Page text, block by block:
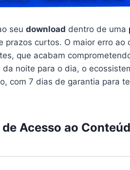
seu download dentro de uma
prazos curtos. O maior erro ao
que acabam
noite para o dia, o
com 7 dias de garantia para
Acesso ao